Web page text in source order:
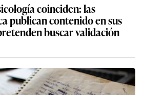
coinciden: las
publican contenido en sus
buscar validación